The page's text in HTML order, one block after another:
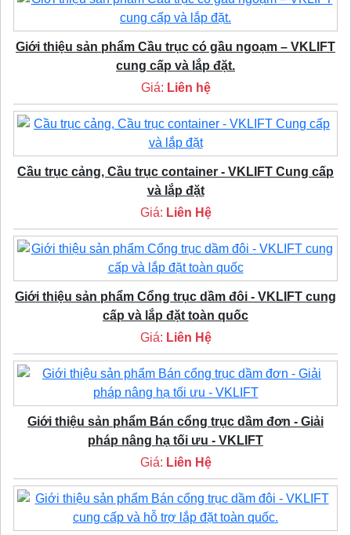
Giới thiệu sản phẩm Cầu trục có gầu ngoạm – VKLIFT
cung cấp và lắp đặt.
Giá: Liên hệ
Cầu trục cảng, Cầu trục container - VKLIFT Cung cấp
và lắp đặt
Giá: Liên Hệ
Giới thiệu sản phẩm Cổng trục dầm đôi - VKLIFT cung
cấp và lắp đặt toàn quốc
Giá: Liên Hệ
Giới thiệu sản phẩm Bán cổng trục dầm đơn - Giải
pháp nâng hạ tối ưu - VKLIFT
Giá: Liên Hệ